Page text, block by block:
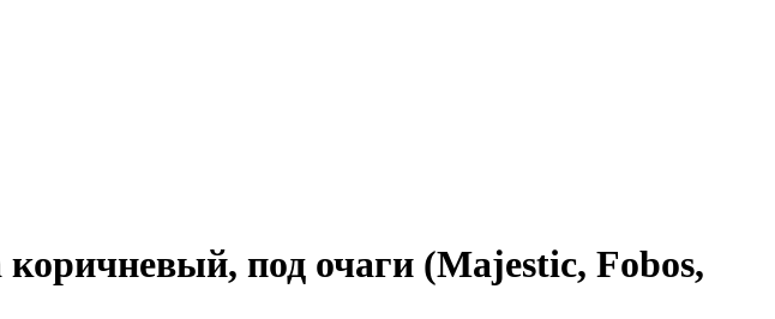
под очаги (Majestic, Fobos,